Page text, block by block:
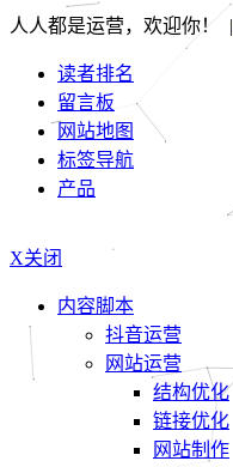
人人都是运营，欢迎你！ |
读者排名
留言板
网站地图
标签导航
产品
X关闭
内容脚本
抖音运营
网站运营
结构优化
链接优化
网站制作